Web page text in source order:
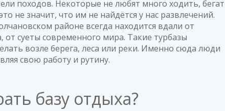
рыбалка, отдых.
Да(0) Нет (0)
о База отдыха «Харская заимка»
в 17:42
места, дикарями был не вариант, отец немолод, так
в деревне и закален походами, база прямо - роскошь!
походов. Некоторые не любят много ходить,
не значит, что им не найдётся у нас развлечений.
районе всегда находится вдали от
от суеты современного мира. Такие турбазы
возле берега, леса или реки. Именно сюда люди
свою работу и рутину.
базу отдыха?